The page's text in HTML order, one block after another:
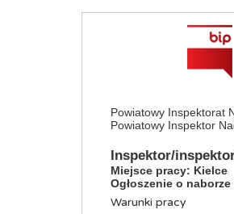
Powiatowy Inspektorat
Powiatowy Inspektor
Inspektor/
Miejsce pracy: Kielce
Ogłoszenie o naborze
Warunki pracy